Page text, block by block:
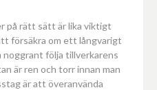
på rätt sätt är lika viktigt
försäkra om ett långvarigt
noggrant följa tillverkarens
är ren och torr innan man
är att överanvända